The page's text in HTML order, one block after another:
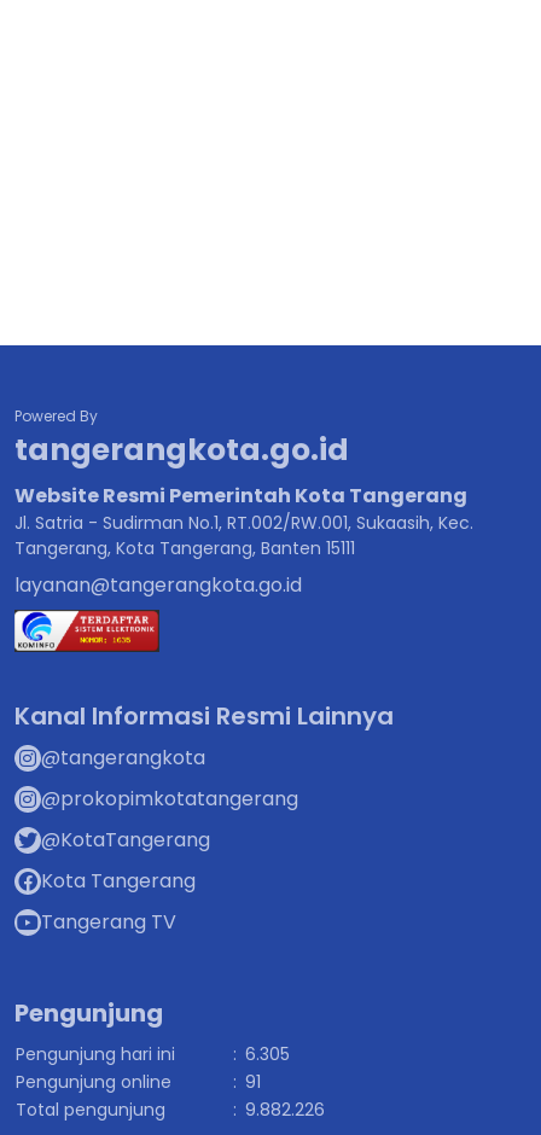
Powered By
tangerangkota.go.id
Website Resmi Pemerintah Kota Tangerang
Jl. Satria - Sudirman No.1, RT.002/RW.001, Sukaasih, Kec.
Tangerang, Kota Tangerang, Banten 15111
layanan@tangerangkota.go.id
Kanal Informasi Resmi Lainnya
@tangerangkota
@prokopimkotatangerang
@KotaTangerang
Kota Tangerang
Tangerang TV
Pengunjung
Pengunjung hari ini : 6.305
Pengunjung online
: 91
Total pengunjung
: 9.882.226